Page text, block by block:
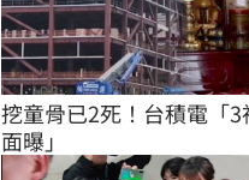
挖童骨已2死！台積電「3
面曝」